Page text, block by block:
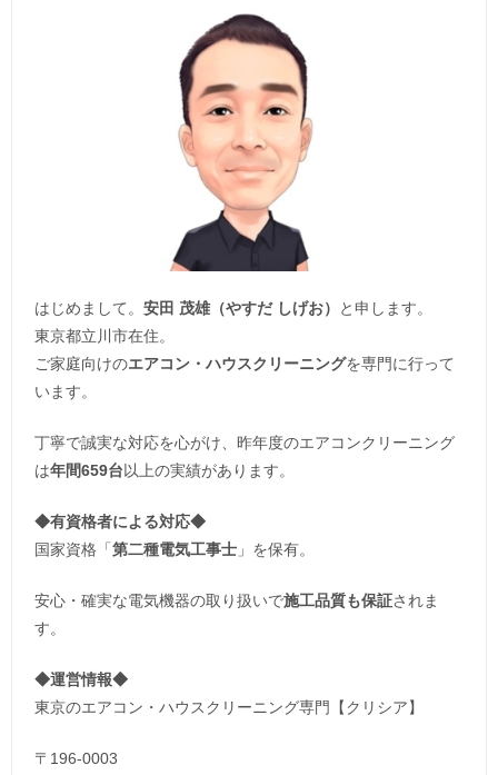
はじめまして。 安田 茂雄（やすだ しげお）
と申します。
東京都立川市在住。
ご家庭向けのエアコン・ハウスクリーニングを専門に行って
います。
丁寧で誠実な対応を心がけ、昨年度のエアコンクリーニング
は年間659台以上の実績があります。
◆有資格者による対応◆
国家資格「第二種電気工事士 」を保有。
安心・確実な電気機器の取り扱いで施工品質も保証されま
す。
◆運営情報◆
東京のエアコン・ハウスクリーニング専門【クリシア】
〒196-0003